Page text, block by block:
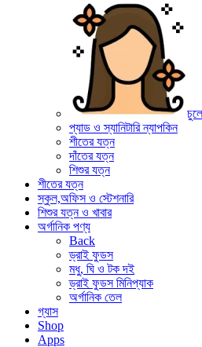
প্যাড ও স্যানিটারি ন্যাপকিন
শীতের যত্ন
দাঁতের যত্ন
শিশুর যত্ন
শীতের যত্ন
স্কুল,অফিস ও স্টেশনারি
শিশুর যত্ন ও খাবার
অর্গানিক পণ্য
Back
ড্রাই ফুডস
মধু, ঘি ও টক দই
ড্রাই ফুডস মিনিপ্যাক
অর্গানিক তেল
গ্যাস
Shop
Apps